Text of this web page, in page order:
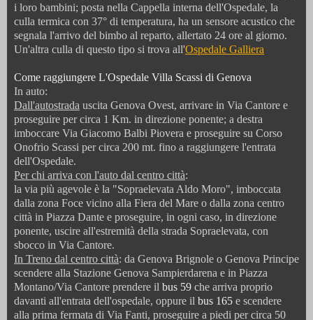
i loro bambini; posta nella Cappella interna dell'Ospedale, la
culla termica con 37° di temperatura, ha un sensore acustico che
segnala l'arrivo del bimbo al reparto, allertato 24 ore al giorno.
Un'altra culla di questo tipo si trova all'Ospedale Galliera
Come raggiungere L'Ospedale Villa Scassi di Genova
In auto:
Dall'autostrada uscita Genova Ovest, arrivare in Via Cantore e
proseguire per circa 1 Km. in direzione ponente; a destra
imboccare Via Giacomo Balbi Piovera e proseguire su Corso
Onofrio Scassi per circa 200 mt. fino a raggiungere l'entrata
dell'Ospedale.
Per chi arriva con l'auto dal centro città:
la via più agevole è la "Sopraelevata Aldo Moro", imboccata
dalla zona Foce vicino alla Fiera del Mare o dalla zona centro
città in Piazza Dante e proseguire, in ogni caso, in direzione
ponente, uscire all'estremità della strada Sopraelevata, con
sbocco in Via Cantore.
In Treno dal centro città: da Genova Brignole o Genova Principe
scendere alla Stazione Genova Sampierdarena e in Piazza
Montano/Via Cantore prendere il bus 59 che arriva proprio
davanti all'entrata dell'ospedale, oppure il bus 165 e scendere
alla prima fermata di Via Fanti, proseguire a piedi per circa 50